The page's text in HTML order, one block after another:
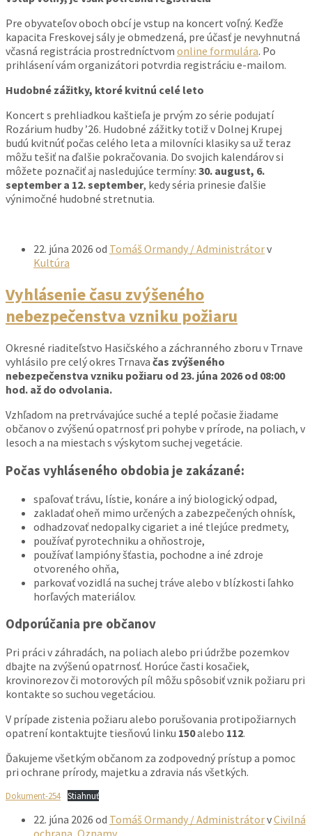
Pre obyvateľov oboch obcí je vstup na koncert voľný. Keďže
kapacita Freskovej sály je obmedzená, pre účasť je nevyhnutná
včasná registrácia prostredníctvom online formulára. Po
prihlásení vám organizátori potvrdia registráciu e-mailom.
Hudobné zážitky, ktoré kvitnú celé leto
Koncert s prehliadkou kaštieľa je prvým zo série podujatí
Rozárium hudby ’26. Hudobné zážitky totiž v Dolnej Krupej
budú kvitnúť počas celého leta a milovníci klasiky sa už teraz
môžu tešiť na ďalšie pokračovania. Do svojich kalendárov si
môžete poznačiť aj nasledujúce termíny: 30. august, 6.
september a 12. september, kedy séria prinesie ďalšie
výnimočné hudobné stretnutia.
22. júna 2026 od Tomáš Ormandy / Administrátorv
Kultúra
Vyhlásenie času zvýšeného
nebezpečenstva vzniku požiaru
Okresné riaditeľstvo Hasičského a záchranného zboru v Trnave
vyhlásilo pre celý okres Trnava čas zvýšeného
nebezpečenstva vzniku požiaru od 23. júna 2026 od 08:00
hod. až do odvolania.
Vzhľadom na pretrvávajúce suché a teplé počasie žiadame
občanov o zvýšenú opatrnosť pri pohybe v prírode, na poliach, v
lesoch a na miestach s výskytom suchej vegetácie.
Počas vyhláseného obdobia je zakázané:
spaľovať trávu, lístie, konáre a iný biologický odpad,
zakladať oheň mimo určených a zabezpečených ohnísk,
odhadzovať nedopalky cigariet a iné tlejúce predmety,
používať pyrotechniku a ohňostroje,
používať lampióny šťastia, pochodne a iné zdroje
otvoreného ohňa,
parkovať vozidlá na suchej tráve alebo v blízkosti ľahko
horľavých materiálov.
Odporúčania pre občanov
Pri práci v záhradách, na poliach alebo pri údržbe pozemkov
dbajte na zvýšenú opatrnosť. Horúce časti kosačiek,
krovinorezov či motorových píl môžu spôsobiť vznik požiaru pri
kontakte so suchou vegetáciou.
V prípade zistenia požiaru alebo porušovania protipožiarnych
opatrení kontaktujte tiesňovú linku 150alebo 112.
Ďakujeme všetkým občanom za zodpovedný prístup a pomoc
pri ochrane prírody, majetku a zdravia nás všetkých.
Dokument-254 Stiahnuť
22. júna 2026 od Tomáš Ormandy / AdministrátorvCivilná